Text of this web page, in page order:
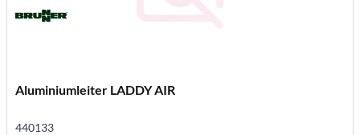
Aluminiumleiter LADDY AIR
440133